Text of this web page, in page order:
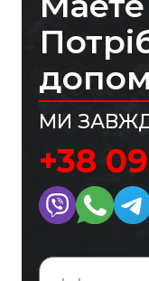
МИ
+38